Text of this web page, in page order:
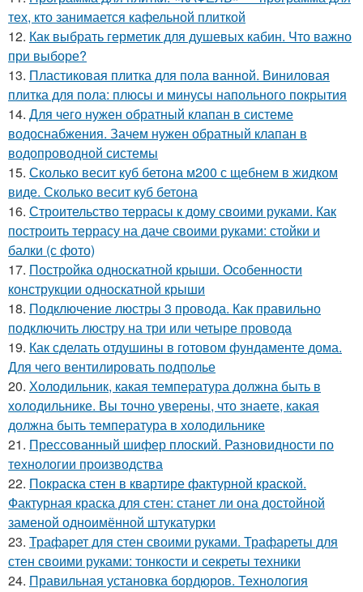
тех, кто занимается кафельной плиткой
12. Как выбрать герметик для душевых кабин. Что важно
при выборе?
13. Пластиковая плитка для пола ванной. Виниловая
плитка для пола: плюсы и минусы напольного покрытия
14. Для чего нужен обратный клапан в системе
водоснабжения. Зачем нужен обратный клапан в
водопроводной системы
15. Сколько весит куб бетона м200 с щебнем в жидком
виде. Сколько весит куб бетона
16. Строительство террасы к дому своими руками. Как
построить террасу на даче своими руками: стойки и
балки (с фото)
17. Постройка односкатной крыши. Особенности
конструкции односкатной крыши
18. Подключение люстры 3 провода. Как правильно
подключить люстру на три или четыре провода
19. Как сделать отдушины в готовом фундаменте дома.
Для чего вентилировать подполье
20. Холодильник, какая температура должна быть в
холодильнике. Вы точно уверены, что знаете, какая
должна быть температура в холодильнике
21. Прессованный шифер плоский. Разновидности по
технологии производства
22. Покраска стен в квартире фактурной краской.
Фактурная краска для стен: станет ли она достойной
заменой одноимённой штукатурки
23. Трафарет для стен своими руками. Трафареты для
стен своими руками: тонкости и секреты техники
24. Правильная установка бордюров. Технология